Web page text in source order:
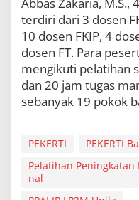
terdiri dari 3 dosen
10 dosen FKIP, 4
dosen FT. Para
mengikuti pelatihan
dan 20 jam tugas
sebanyak 19 pokok
PEKERTI
PEKERTI
Pelatihan
nal